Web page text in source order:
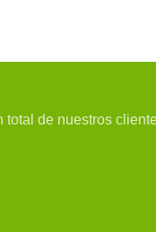
de nuestros